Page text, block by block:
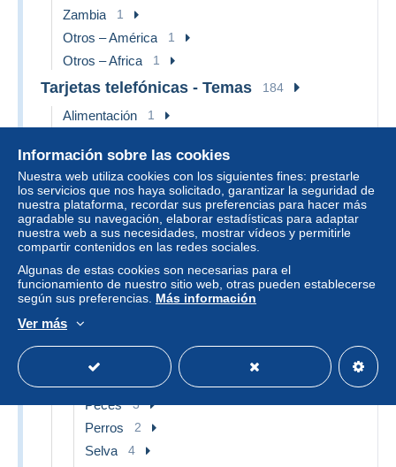
Zambia 1
Otros – América 1
Otros – Africa 1
Tarjetas telefónicas - Temas 184
Alimentación 1
Cocodrilos y Aligatores 1
Conejos 2
Delfines 1
Tortugas 1
Gatos 5
Insectos 1
Mariposas 1
Búhos, lechuza
Otros & sin clasificación
Peces 3
Perros 2
Selva 4
Información sobre las cookies
Nuestra web utiliza cookies con los siguientes fines: prestarle
los servicios que nos haya solicitado, garantizar la seguridad de
nuestra plataforma, recordar sus preferencias para hacer más
agradable su navegación, elaborar estadísticas para adaptar
nuestra web a sus necesidades, mostrar vídeos y permitirle
compartir contenidos en las redes sociales.
Algunas de estas cookies son necesarias para el
funcionamiento de nuestro sitio web, otras pueden establecerse
según sus preferencias. Más información
Ver más